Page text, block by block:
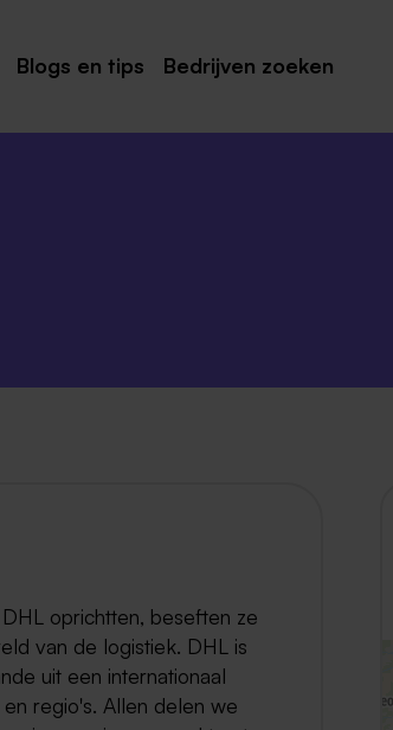
Blogs en tips Bedrijven zoeken
oprichtten, beseften ze
van de logistiek. DHL is
uit een internationaal
regio's. Allen delen we